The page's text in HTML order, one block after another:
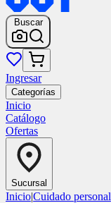
Buscar
Ingresar
Categorías
Inicio
Catálogo
Ofertas
Sucursal
Inicio|Cuidado personal